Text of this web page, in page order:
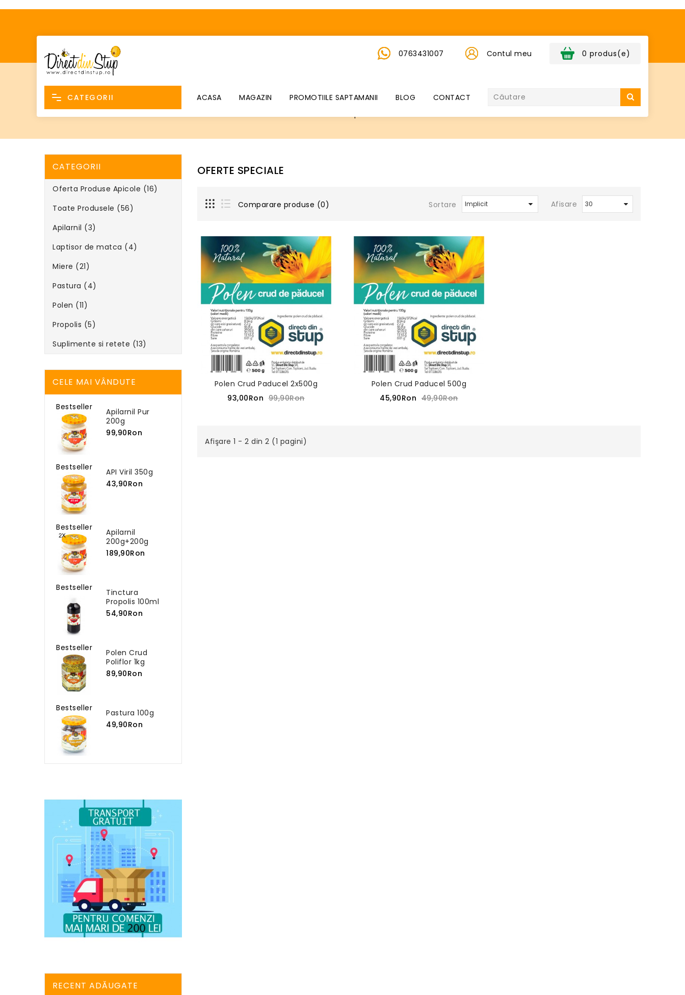
0763431007 Contul meu 0 produs(e)
CATEGORII ACASA MAGAZIN PROMOTIILE SAPTAMANII BLOG
CONTACT
CATEGORII
Oferta Produse Apicole (16)
Toate Produsele (56)
Apilarnil (3)
Laptisor de matca (4)
Miere (21)
Pastura (4)
Polen (11)
Propolis (5)
Suplimente si retete (13)
CELE MAI VÂNDUTE
Bestseller
Apilarnil Pur
200g
99,90Ron
Bestseller
API Viril 350g
43,90Ron
Bestseller
Apilarnil
200g+200g
189,90Ron
Bestseller
Tinctura
Propolis 100ml
54,90Ron
Bestseller
Polen Crud
Poliflor 1kg
89,90Ron
Bestseller
Pastura 100g
49,90Ron
RECENT ADĂUGATE
OFERTE SPECIALE
Comparare produse (0) Sortare Afisare
Polen Crud Paducel 2x500g
93,00Ron 99,90Ron
Polen Crud Paducel 500g
45,90Ron 49,90Ron
Afişare 1 - 2 din 2 (1 pagini)